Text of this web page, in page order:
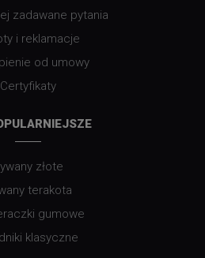
zadawane pytania
i reklamacje
od umowy
Certyfikaty
złote
terakota
gumowe
klasyczne